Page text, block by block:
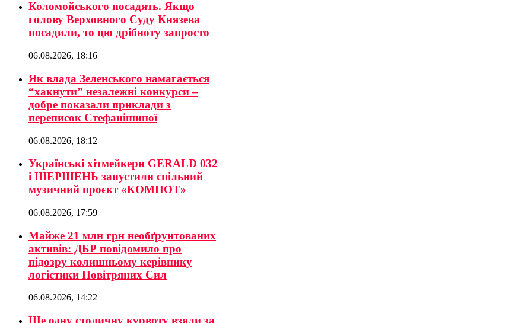
Коломойського посадять. Якщо
голову Верховного Суду Князева
посадили, то цю дрібноту запросто
06.08.2026, 18:16
Як влада Зеленського намагається
“хакнути” незалежні конкурси –
добре показали приклади з
переписок Стефанішиної
06.08.2026, 18:12
Українські хітмейкери GERALD 032
і ШЕРШЕНЬ запустили спільний
музичний проєкт «КОМПОТ»
06.08.2026, 17:59
Майже 21 млн грн необґрунтованих
активів: ДБР повідомило про
підозру колишньому керівнику
логістики Повітряних Сил
06.08.2026, 14:22
Ще одну столичну курвоту взяли за